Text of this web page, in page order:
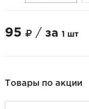
95 / за 1 шт
Товары по акции